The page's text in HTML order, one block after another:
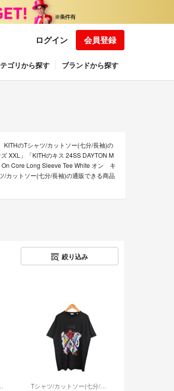
ログイン 会員登録
ゴリから探す ブランドから探す
KITHのTシャツ/カットソー(七分/長袖)の
XXL」「KITHのキス 24SS DAYTON M
On Core Long Sleeve Tee White オン キ
ットソー(七分/長袖)の通販できる商品
絞り込み
分/長袖) Tシャツ/カットソー(七分/長袖)